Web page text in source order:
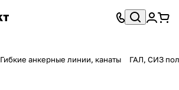
Гибкие анкерные линии, канаты ГАЛ, СИЗ